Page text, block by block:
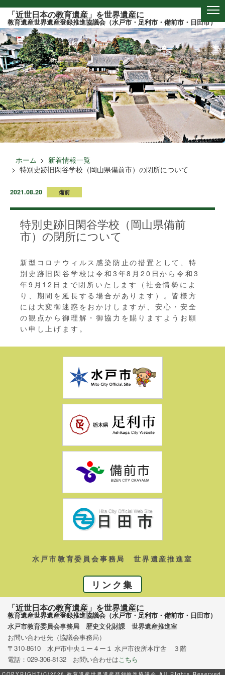
このページの本文へ
「近世日本の教育遺産」を世界遺産に
教育遺産世界遺産登録推進協議会（水戸市・足利市・備前市・日田市）
ホーム
新着情報一覧
特別史跡旧閑谷学校（岡山県備前市）の閉所について
2021.08.20 備前
特別史跡旧閑谷学校（岡山県備前
市）の閉所について
新型コロナウィルス感染防止の措置として、特
別史跡旧閑谷学校は令和3年8月20日から令和3
年9月12日まで閉所いたします（社会情勢によ
り、期間を延長する場合があります）。皆様方
には大変御迷惑をおかけしますが、安心・安全
の観点から御理解・御協力を賜りますようお願
い申し上げます。
水戸市教育委員会事務局 世界遺産推進室
リンク集
「近世日本の教育遺産」を世界遺産に
教育遺産世界遺産登録推進協議会（水戸市・足利市・備前市・日田市）
水戸市教育委員会事務局 歴史文化財課 世界遺産推進室
お問い合わせ先（協議会事務局）
〒310-8610 水戸市中央１ー４ー１ 水戸市役所本庁舎 ３階
電話：029-306-8132 お問い合わせは こちら